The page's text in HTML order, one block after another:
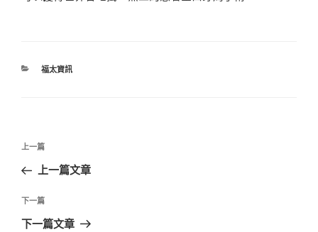
分
福太資訊
文
導
覽
上
一
文
章
上一篇
上一篇文章
下
一
下一篇
下一篇文章